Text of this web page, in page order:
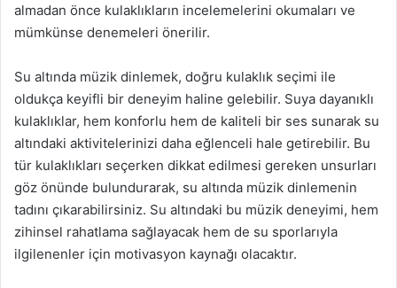
almadan önce kulaklıkların incelemelerini okumaları ve
mümkünse denemeleri önerilir.
Su altında müzik dinlemek, doğru kulaklık seçimi ile
oldukça keyifli bir deneyim haline gelebilir. Suya dayanıklı
kulaklıklar, hem konforlu hem de kaliteli bir ses sunarak su
altındaki aktivitelerinizi daha eğlenceli hale getirebilir. Bu
tür kulaklıkları seçerken dikkat edilmesi gereken unsurları
göz önünde bulundurarak, su altında müzik dinlemenin
tadını çıkarabilirsiniz. Su altındaki bu müzik deneyimi, hem
zihinsel rahatlama sağlayacak hem de su sporlarıyla
ilgilenenler için motivasyon kaynağı olacaktır.